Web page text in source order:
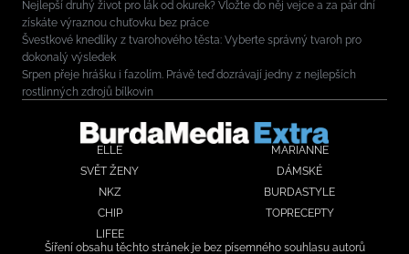
Nejlepší druhý život pro lák od okurek? Vložte do něj vejce a za pár dní
získáte výraznou chuťovku bez práce
Švestkové knedlíky z tvarohového těsta: Vyberte správný tvaroh pro
dokonalý výsledek
Srpen přeje hrášku i fazolím. Právě teď dozrávají jedny z nejlepších
rostlinných zdrojů bílkovin
ELLE
MARIANNE
SVĚT ŽENY
DÁMSKÉ
NKZ
BURDASTYLE
CHIP
TOPRECEPTY
LIFEE
Šíření obsahu těchto stránek je bez písemného souhlasu autorů